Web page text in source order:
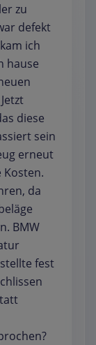
zu
defekt
ich
hause
diese
sein
erneut
da
BMW
fest